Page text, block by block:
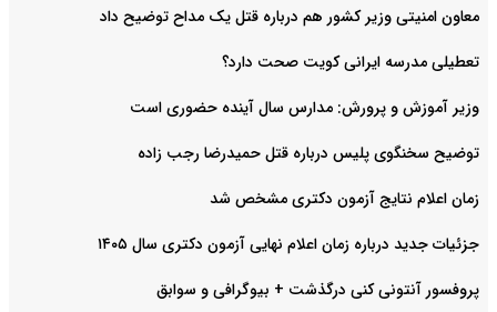
معاون امنیتی وزیر کشور هم درباره قتل یک مداح توضیح داد
تعطیلی مدرسه ایرانی کویت صحت دارد؟
وزیر آموزش و پرورش: مدارس سال آینده حضوری است
توضیح سخنگوی پلیس درباره قتل حمیدرضا رجب زاده
زمان اعلام نتایج آزمون دکتری مشخص شد
جزئیات جدید درباره زمان اعلام نهایی آزمون دکتری سال ۱۴۰۵
پروفسور آنتونی کنی درگذشت + بیوگرافی و سوابق